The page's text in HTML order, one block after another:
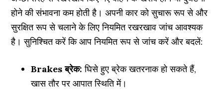
होने की संभावना कम होती है। अपनी कार को सुचारू रूप से और
सुरक्षित रूप से चलाने के लिए नियमित रखरखाव जांच आवश्यक
है। सुनिश्चित करें कि आप नियमित रूप से जांच करें और बदलें:
Brakes ब्रेक: घिसे हुए ब्रेक खतरनाक हो सकते हैं,
खास तौर पर आपात स्थिति में।